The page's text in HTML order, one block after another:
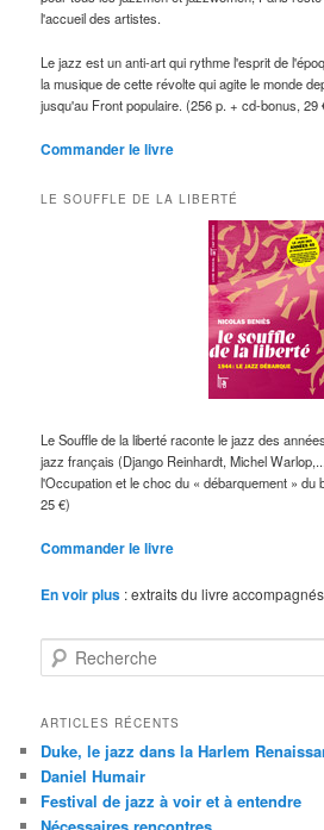
l'accueil des artistes.
Le jazz est un anti-art qui rythme l'esprit de
la musique de cette révolte qui agite le monde
jusqu'au Front populaire. (256 p. + cd-bonus, 29
Commander le livre
LE SOUFFLE DE LA LIBERTÉ
Le Souffle de la liberté raconte le jazz des
jazz français (Django Reinhardt, Michel
l'Occupation et le choc du « débarquement » du
25 €)
Commander le livre
En voir plus : extraits du livre
e
h
r
c
h
ARTICLES RÉCENTS
Duke, le jazz dans la Harlem
Daniel Humair
Festival de jazz à voir et à entendre